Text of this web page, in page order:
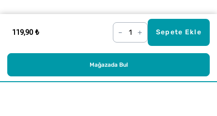
119,90 ₺ – + Sepete Ekle
Mağazada Bul